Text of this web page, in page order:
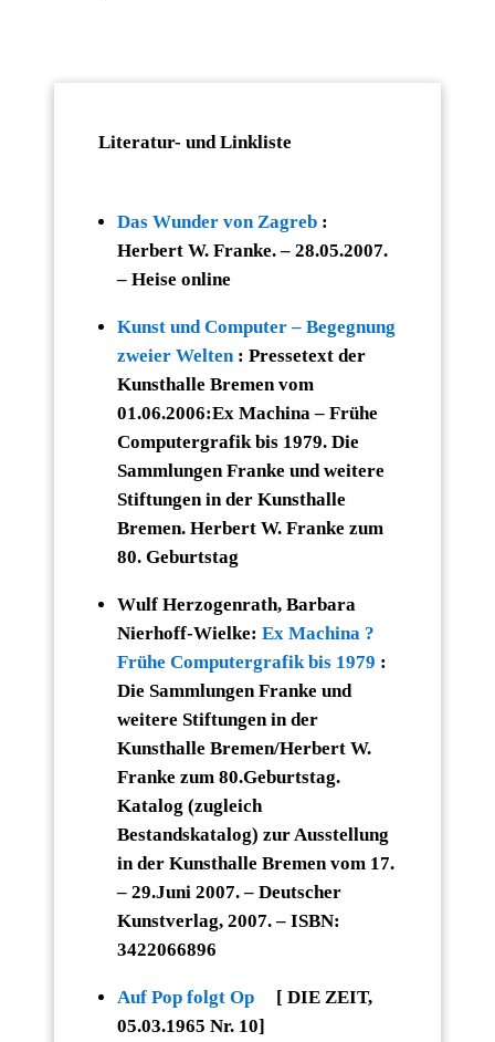
Literatur- und Linkliste
Das Wunder von Zagreb :
Herbert W. Franke. – 28.05.2007.
– Heise online
Kunst und Computer – Begegnung
zweier Welten: Pressetext der
Kunsthalle Bremen vom
01.06.2006:Ex Machina – Frühe
Computergrafik bis 1979. Die
Sammlungen Franke und weitere
Stiftungen in der Kunsthalle
Bremen. Herbert W. Franke zum
80. Geburtstag
Wulf Herzogenrath, Barbara
Nierhoff-Wielke: Ex Machina ?
Frühe Computergrafik bis 1979 :
Die Sammlungen Franke und
weitere Stiftungen in der
Kunsthalle Bremen/Herbert W.
Franke zum 80.Geburtstag.
Katalog (zugleich
Bestandskatalog) zur Ausstellung
in der Kunsthalle Bremen vom 17.
– 29.Juni 2007. – Deutscher
Kunstverlag, 2007. – ISBN:
3422066896
Auf Pop folgt Op
[ DIE ZEIT,
05.03.1965 Nr. 10]